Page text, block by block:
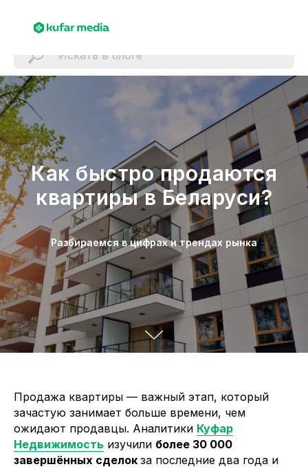
Как быстро продаются
квартиры в Беларуси?
Разбираемся в цифрах и трендах рынка
Продажа квартиры — важный этап, который
зачастую занимает больше времени, чем
ожидают продавцы. Аналитики Куфар
Недвижимость изучили более 30 000
завершённых сделок за последние два года и